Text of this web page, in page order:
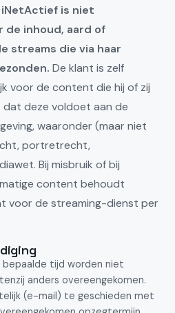
iNetActief is niet
inhoud, aard of
streams die via haar
De klant is zelf
voor de content die hij of zij
deze voldoet aan de
waaronder (maar niet
portretrecht,
Bij misbruik of bij
content behoudt
voor de streaming-dienst per
tijd worden niet
anders overeengekomen.
(e-mail) te geschieden met